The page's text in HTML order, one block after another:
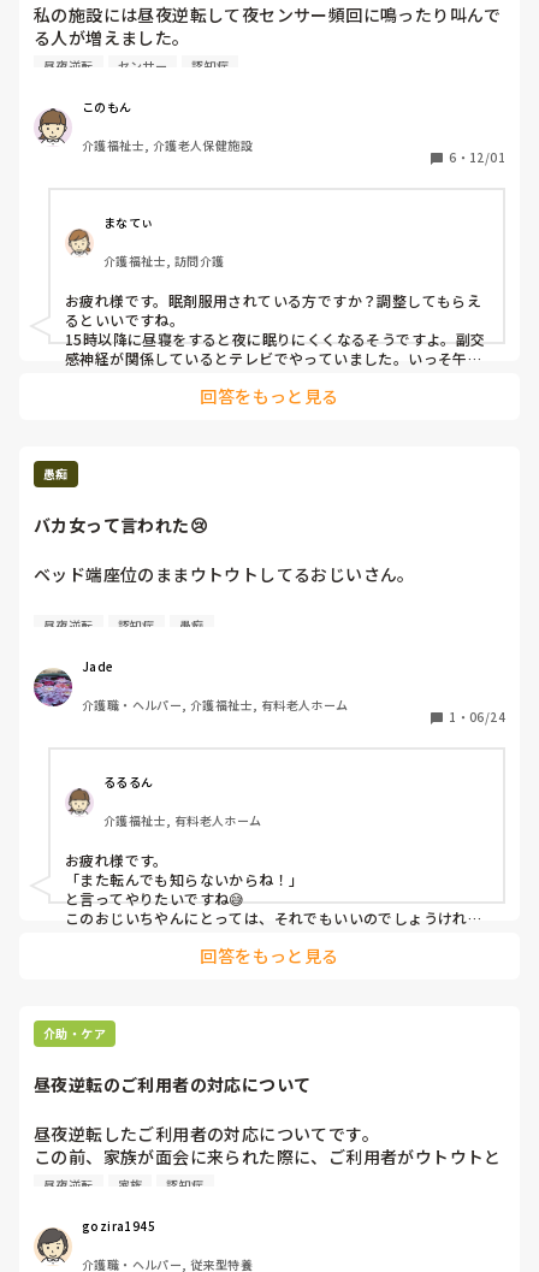
私の施設には昼夜逆転して夜センサー頻回に鳴ったり叫んで
る人が増えました。
日中は体操を促して起こすようにしていますが、ボーッとし
オールナイトをした方は日勤でガッツリ寝ています。
少し寝たら起こして夜に寝るように…としていますがなかな
か上手くいきません。
昼夜逆転 センサー 認知症
このもん
介護福祉士, 介護老人保健施設
6 ・ 12/01
まなてぃ
介護福祉士, 訪問介護
お疲れ様です。眠剤服用されている方ですか？調整してもらえ
るといいですね。
15時以降に昼寝をすると夜に眠りにくくなるそうですよ。副交
感神経が関係しているとテレビでやっていました。いっそ午前
昼寝前にコーヒー飲むのも寝覚めが良いそうです。
回答をもっと見る
愚痴
バカ女って言われた😢
ベッド端座位のままウトウトしてるおじいさん。
横になって寝たらと、声かけしたら「うるせえ、このバカ
昼夜逆転で朝はふらふら、この間も転倒して報告書書いたば
かりなのに。
人の気も知らないで！と言い返したいところだが…
言うわけにもいかないので、ここで愚痴を言いました。
昼夜逆転 認知症 愚痴
Jade
介護職・ヘルパー, 介護福祉士, 有料老人ホーム
1 ・ 06/24
るるるん
介護福祉士, 有料老人ホーム
お疲れ様です。
「また転んでも知らないからね！」
と言ってやりたいですね😅
このおじいちやんにとっては、それでもいいのでしょうけれど
好きなようにさせてあげたいけど、そうはいかない…
回答をもっと見る
介助・ケア
昼夜逆転のご利用者の対応について
昼夜逆転したご利用者の対応についてです。
この前、家族が面会に来られた際に、ご利用者がウトウトと
していたのを気にされ、夜間は眠れていないのですか？ご質
ありのままを家族にお伝えしましたが、あまり納得されず、
正しい生活をさせて欲しいと言われました。
昼夜逆転 家族 認知症
gozira1945
介護職・ヘルパー, 従来型特養